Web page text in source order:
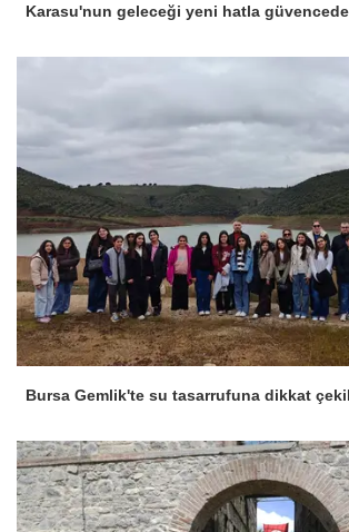
Karasu'nun geleceği yeni hatla güvencede
Bursa Gemlik'te su tasarrufuna dikkat